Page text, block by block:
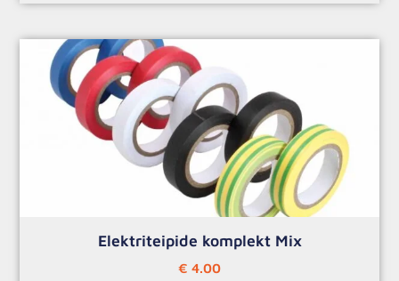
Elektriteipide komplekt Mix
€ 4.00